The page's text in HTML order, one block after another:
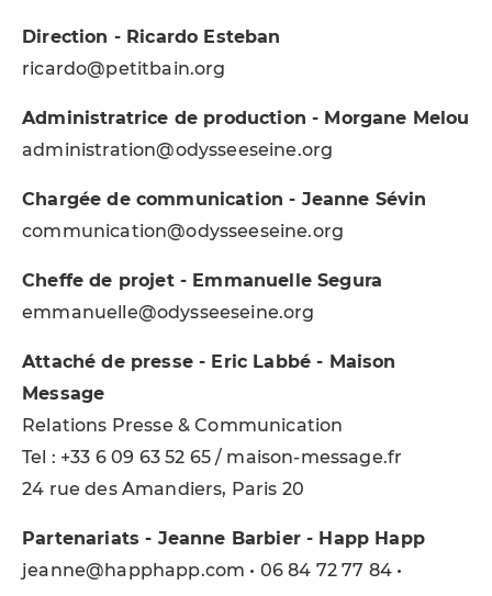
Direction - Ricardo Esteban
ricardo@petitbain.org
Administratrice de production - Morgane Melou
administration@odysseeseine.org
Chargée de communication - Jeanne Sévin
communication@odysseeseine.org
Cheffe de projet - Emmanuelle Segura
emmanuelle@odysseeseine.org
Attaché de presse - Eric Labbé - Maison
Message
Relations Presse & Communication
Tel : +33 6 09 63 52 65 / maison-message.fr
24 rue des Amandiers, Paris 20
Partenariats - Jeanne Barbier - Happ Happ
jeanne@happhapp.com • 06 84 72 77 84 •